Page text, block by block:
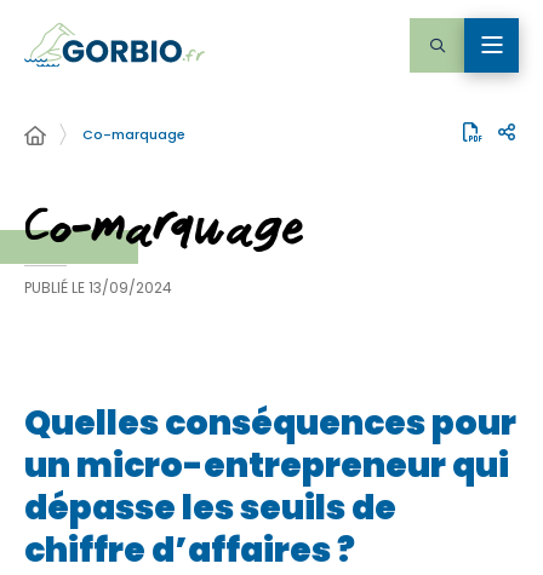
Co-marquage
Co-marquage
PUBLIÉ LE13/09/2024
Quelles conséquences pour
un micro-entrepreneur qui
dépasse les seuils de
chiffre d’affaires ?